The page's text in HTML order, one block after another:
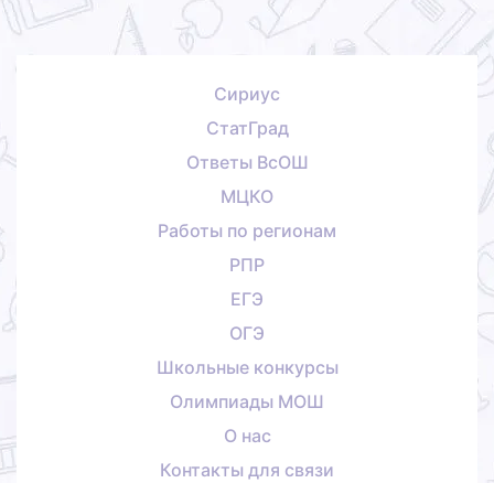
Сириус
СтатГрад
Ответы ВсОШ
МЦКО
Работы по регионам
РПР
ЕГЭ
ОГЭ
Школьные конкурсы
Олимпиады МОШ
О нас
Контакты для связи